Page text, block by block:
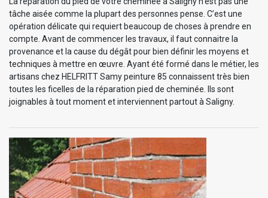
tâche aisée comme la plupart des personnes pense. C’est une
opération délicate qui requiert beaucoup de choses à prendre en
compte. Avant de commencer les travaux, il faut connaitre la
provenance et la cause du dégât pour bien définir les moyens et
techniques à mettre en œuvre. Ayant été formé dans le métier, les
artisans chez HELFRITT Samy peinture 85 connaissent très bien
toutes les ficelles de la réparation pied de cheminée. Ils sont
joignables à tout moment et interviennent partout à Saligny.